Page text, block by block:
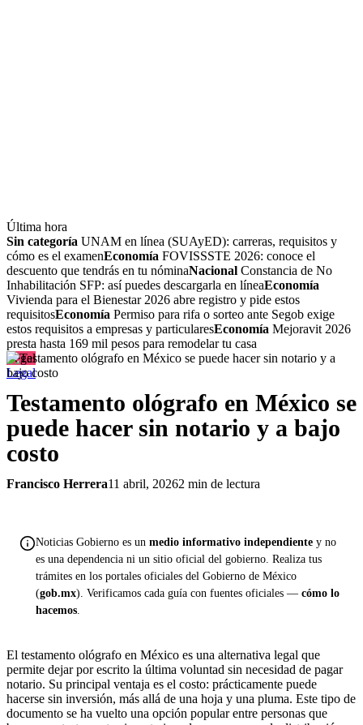
Última hora
Sin categoría UNAM en línea (SUAyED): carreras, requisitos y
cómo es el examenEconomía FOVISSSTE 2026: conoce el
descuento que tendrás en tu nóminaNacional Constancia de No
Inhabilitación SFP: así puedes descargarla en líneaEconomía
Vivienda para el Bienestar 2026 abre registro y pide estos
requisitosEconomía Permiso para rifa o sorteo ante Segob exige
estos requisitos a empresas y particularesEconomía Mejoravit 2026
presta hasta 169 mil pesos para remodelar tu casa
Legal
Legal
Testamento ológrafo en México se
puede hacer sin notario y a bajo
costo
Francisco Herrera11 abril, 20262 min de lectura
Noticias Gobierno es un medio informativo independiente y no
es una dependencia ni un sitio oficial del gobierno. Realiza tus
trámites en los portales oficiales del Gobierno de México
(gob.mx). Verificamos cada guía con fuentes oficiales — cómo lo
hacemos.
El testamento ológrafo en México es una alternativa legal que
permite dejar por escrito la última voluntad sin necesidad de pagar
notario. Su principal ventaja es el costo: prácticamente puede
hacerse sin inversión, más allá de una hoja y una pluma. Este tipo de
documento se ha vuelto una opción popular entre personas que